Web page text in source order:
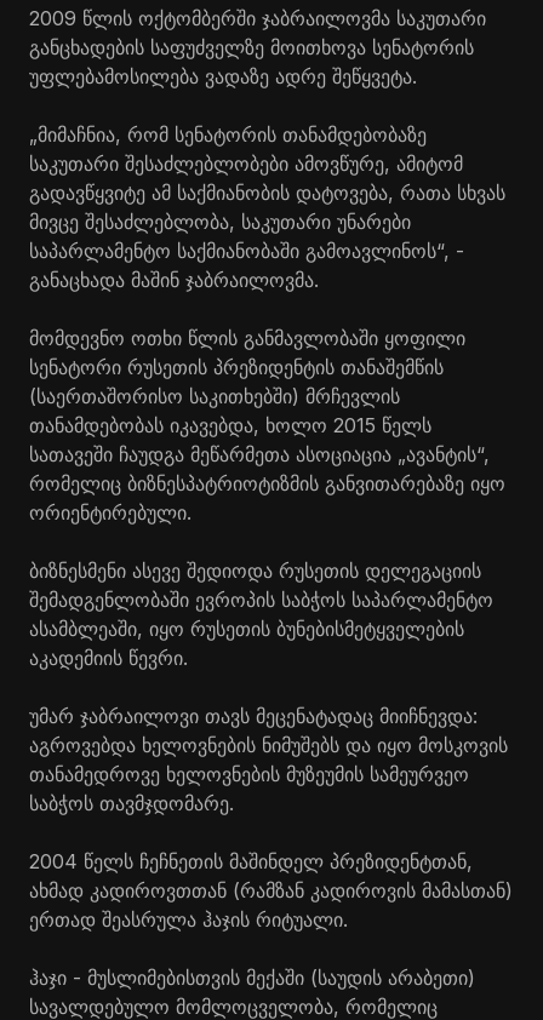
2009 წლის ოქტომბერში ჯაბრაილოვმა საკუთარი
განცხადების საფუძველზე მოითხოვა სენატორის
უფლებამოსილება ვადაზე ადრე შეწყვეტა.
„მიმაჩნია, რომ სენატორის თანამდებობაზე
საკუთარი შესაძლებლობები ამოვწურე, ამიტომ
გადავწყვიტე ამ საქმიანობის დატოვება, რათა სხვას
მივცე შესაძლებლობა, საკუთარი უნარები
საპარლამენტო საქმიანობაში გამოავლინოს“, -
განაცხადა მაშინ ჯაბრაილოვმა.
მომდევნო ოთხი წლის განმავლობაში ყოფილი
სენატორი რუსეთის პრეზიდენტის თანაშემწის
(საერთაშორისო საკითხებში) მრჩევლის
თანამდებობას იკავებდა, ხოლო 2015 წელს
სათავეში ჩაუდგა მეწარმეთა ასოციაცია „ავანტის“,
რომელიც ბიზნესპატრიოტიზმის განვითარებაზე იყო
ორიენტირებული.
ბიზნესმენი ასევე შედიოდა რუსეთის დელეგაციის
შემადგენლობაში ევროპის საბჭოს საპარლამენტო
ასამბლეაში, იყო რუსეთის ბუნებისმეტყველების
აკადემიის წევრი.
უმარ ჯაბრაილოვი თავს მეცენატადაც მიიჩნევდა:
აგროვებდა ხელოვნების ნიმუშებს და იყო მოსკოვის
თანამედროვე ხელოვნების მუზეუმის სამეურვეო
საბჭოს თავმჯდომარე.
2004 წელს ჩეჩნეთის მაშინდელ პრეზიდენტთან,
ახმად კადიროვთთან (რამზან კადიროვის მამასთან)
ერთად შეასრულა ჰაჯის რიტუალი.
ჰაჯი - მუსლიმებისთვის მექაში (საუდის არაბეთი)
სავალდებულო მომლოცველობა, რომელიც